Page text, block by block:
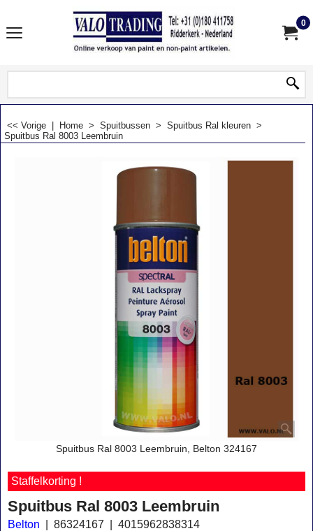
0
<< Vorige Home > Spuitbussen > Spuitbus Ral kleuren >
Spuitbus Ral 8003 Leembruin
Spuitbus Ral 8003 Leembruin, Belton 324167
Staffelkorting !
Spuitbus Ral 8003 Leembruin
Belton 86324167 4015962838314